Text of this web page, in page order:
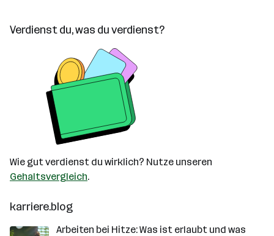
Verdienst du, was du verdienst?
Wie gut verdienst du wirklich? Nutze unseren
Gehaltsvergleich.
karriere.blog
Arbeiten bei Hitze: Was ist erlaubt und was